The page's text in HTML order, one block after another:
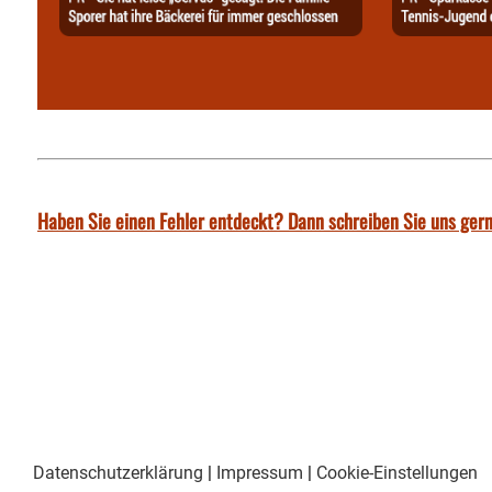
Haben Sie einen Fehler entdeckt? Dann schreiben Sie uns
Datenschutzerklärung | Impressum | Cookie-Einstellungen